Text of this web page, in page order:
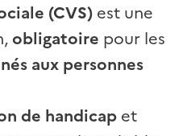
(CVS) est une
obligatoire pour les
aux personnes
de handicap et